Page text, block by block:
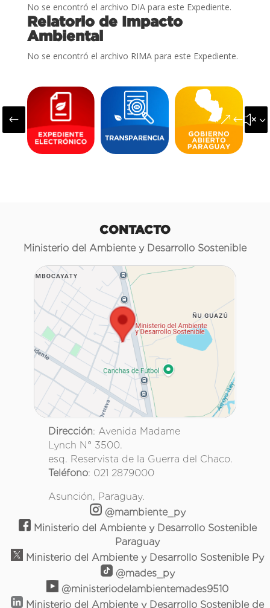
No se encontró el archivo DIA para este Expediente.
Relatorio de Impacto
Ambiental
No se encontró el archivo RIMA para este Expediente.
#
CONTACTO
Ministerio del Ambiente y Desarrollo Sostenible
Dirección: Avenida Madame
Lynch N° 3500.
esq. Reservista de la Guerra del Chaco.
Teléfono: 021 2879000
Asunción, Paraguay.
@mambiente_py
Ministerio del Ambiente y Desarrollo Sostenible
Paraguay
Ministerio del Ambiente y Desarrollo Sostenible Py
@mades_py
@ministeriodelambientemades9510
Ministerio del Ambiente y Desarrollo Sostenible de